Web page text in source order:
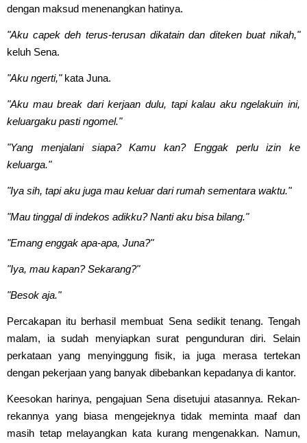
dengan maksud menenangkan hatinya.
"Aku capek deh terus-terusan dikatain dan diteken buat nikah,"
keluh Sena.
"Aku ngerti,"kata Juna.
"Aku mau break dari kerjaan dulu, tapi kalau aku ngelakuin ini,
keluargaku pasti ngomel."
"Yang menjalani siapa? Kamu kan? Enggak perlu izin ke
keluarga."
"Iya sih, tapi aku juga mau keluar dari rumah sementara waktu."
"Mau tinggal di indekos adikku? Nanti aku bisa bilang."
"Emang enggak apa-apa, Juna?"
"Iya, mau kapan? Sekarang?"
"Besok aja."
Percakapan itu berhasil membuat Sena sedikit tenang. Tengah
malam, ia sudah menyiapkan surat pengunduran diri. Selain
perkataan yang menyinggung fisik, ia juga merasa tertekan
dengan pekerjaan yang banyak dibebankan kepadanya di kantor.
Keesokan harinya, pengajuan Sena disetujui atasannya. Rekan-
rekannya yang biasa mengejeknya tidak meminta maaf dan
masih tetap melayangkan kata kurang mengenakkan. Namun,